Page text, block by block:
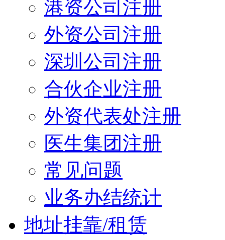
港资公司注册
外资公司注册
深圳公司注册
合伙企业注册
外资代表处注册
医生集团注册
常见问题
业务办结统计
地址挂靠/租赁